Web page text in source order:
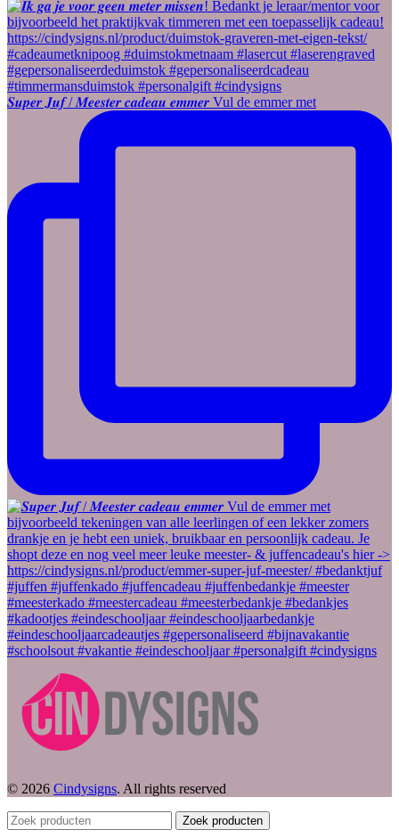
𝑺𝒖𝒑𝒆𝒓 𝑱𝒖𝒇 / 𝑴𝒆𝒆𝒔𝒕𝒆𝒓 𝒄𝒂𝒅𝒆𝒂𝒖 𝒆𝒎𝒎𝒆𝒓 Vul de emmer met
© 2026 Cindysigns. All rights reserved
Zoek producten